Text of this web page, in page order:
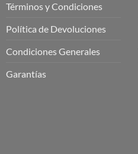
Términos y Condiciones
Política de Devoluciones
Condiciones Generales
Garantías